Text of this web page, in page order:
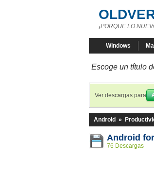
¡PORQUE LO
Windows
Escoge un título
Ver descargas para
Android »
Android
76 Descargas